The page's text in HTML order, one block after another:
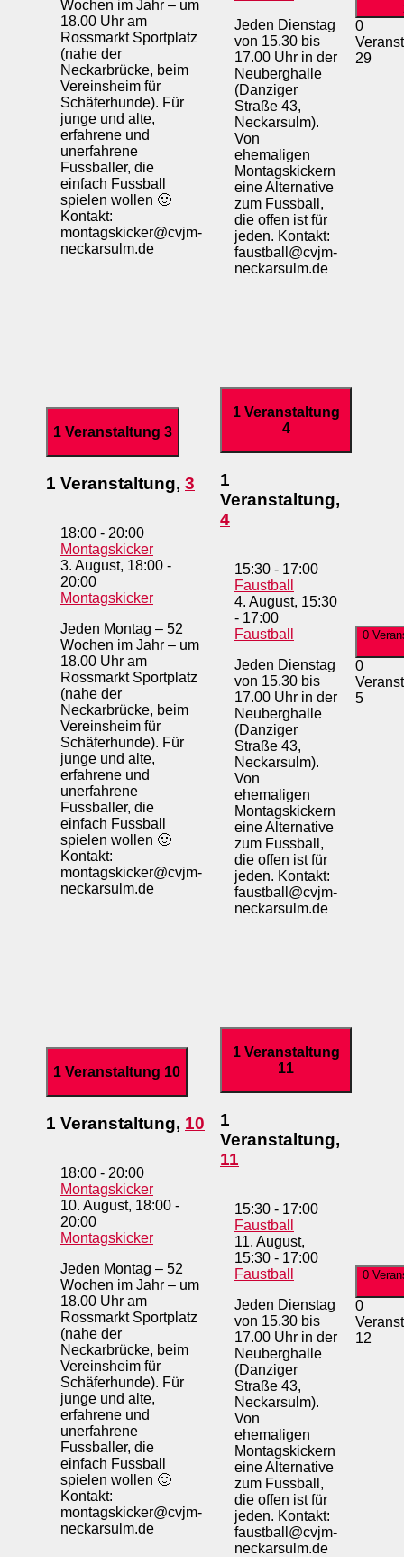
Wochen im Jahr – um
18.00 Uhr am
Rossmarkt Sportplatz
(nahe der
Neckarbrücke, beim
Vereinsheim für
Schäferhunde). Für
junge und alte,
erfahrene und
unerfahrene
Fussballer, die
einfach Fussball
spielen wollen 🙂
Kontakt:
montagskicker@cvjm-
neckarsulm.de
Jeden Dienstag
von 15.30 bis
17.00 Uhr in der
Neuberghalle
(Danziger
Straße 43,
Neckarsulm).
Von
ehemaligen
Montagskickern
eine Alternative
zum Fussball,
die offen ist für
jeden. Kontakt:
faustball@cvjm-
neckarsulm.de
0
29
1 Veranstaltung 3
1 Veranstaltung, 3
18:00 - 20:00
Montagskicker
3. August, 18:00 -
20:00
Montagskicker
Jeden Montag – 52
Wochen im Jahr – um
18.00 Uhr am
Rossmarkt Sportplatz
(nahe der
Neckarbrücke, beim
Vereinsheim für
Schäferhunde). Für
junge und alte,
erfahrene und
unerfahrene
Fussballer, die
einfach Fussball
spielen wollen 🙂
Kontakt:
montagskicker@cvjm-
neckarsulm.de
1 Veranstaltung
4
1
Veranstaltung,
4
15:30 - 17:00
Faustball
4. August, 15:30
- 17:00
Faustball
Jeden Dienstag
von 15.30 bis
17.00 Uhr in der
Neuberghalle
(Danziger
Straße 43,
Neckarsulm).
Von
ehemaligen
Montagskickern
eine Alternative
zum Fussball,
die offen ist für
jeden. Kontakt:
faustball@cvjm-
neckarsulm.de
0
0
5
1 Veranstaltung 10
1 Veranstaltung, 10
18:00 - 20:00
Montagskicker
10. August, 18:00 -
20:00
Montagskicker
Jeden Montag – 52
Wochen im Jahr – um
18.00 Uhr am
Rossmarkt Sportplatz
(nahe der
Neckarbrücke, beim
Vereinsheim für
Schäferhunde). Für
junge und alte,
erfahrene und
unerfahrene
Fussballer, die
einfach Fussball
spielen wollen 🙂
Kontakt:
montagskicker@cvjm-
neckarsulm.de
1 Veranstaltung
11
1
Veranstaltung,
11
15:30 - 17:00
Faustball
11. August,
15:30 - 17:00
Faustball
Jeden Dienstag
von 15.30 bis
17.00 Uhr in der
Neuberghalle
(Danziger
Straße 43,
Neckarsulm).
Von
ehemaligen
Montagskickern
eine Alternative
zum Fussball,
die offen ist für
jeden. Kontakt:
faustball@cvjm-
neckarsulm.de
0
0
12